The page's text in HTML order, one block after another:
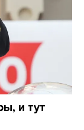
и тут